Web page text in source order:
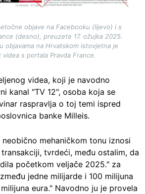
objave na Facebooku (lijevo) i s
(desno), preuzete 17. ožujka 2025.
objavama na Hrvatskom istovjetna je
videa s portala Pravda France.
videa, koji je navodno
kanal "TV 12", osoba koja se
raspravlja o toj temi ispred
banke Milleis.
mehaničkom tonu iznosi
tvrdeći, među ostalim, da
početkom veljače 2025." za
jedne milijarde i 100 milijuna
eura." Navodno ju je provela